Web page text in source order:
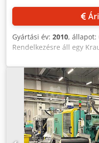
Gyártási év: 2010, állapot:
Rendelkezésre áll egy
nagyméretű, kéttányéros
robotkarral. Záróerő:
csiga átmérő: 70 mm, L/
nyomás: 2389 bar, löket
1121 g, befecskendezési
fordulatszám: 285 ford./
108,6 g/s, fúvóka
kN, szerszámnyitó útj:
magasság: 600 mm,